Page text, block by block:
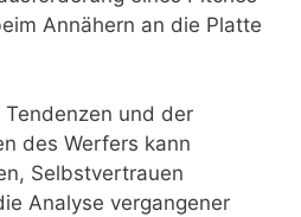
Annähern an die Platte
und der
des Werfers kann
Selbstvertrauen
Analyse vergangener